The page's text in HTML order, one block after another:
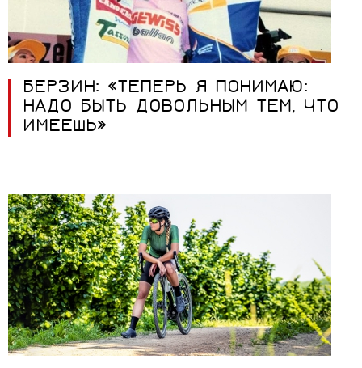
БЕРЗИН: «ТЕПЕРЬ Я ПОНИМАЮ:
НАДО БЫТЬ ДОВОЛЬНЫМ ТЕМ, ЧТО
ИМЕЕШЬ»